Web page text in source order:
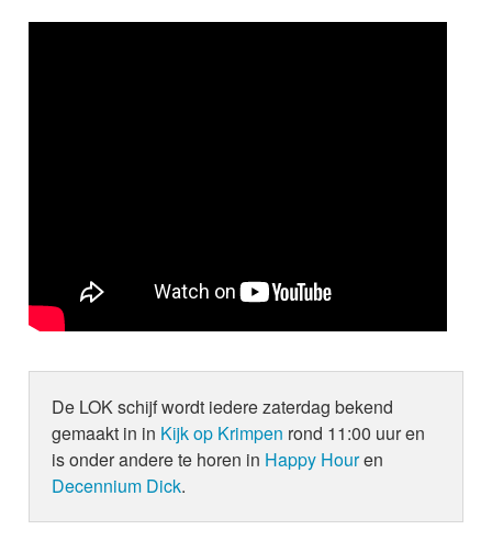
De LOK schijf wordt iedere zaterdag bekend
gemaakt in in Kijk op Krimpen rond 11:00 uur en
is onder andere te horen in Happy Houren
Decennium Dick.